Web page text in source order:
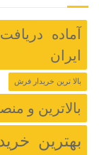
آماده
ایران
بالا ترین خریدار فرش
بالاترین و
بهترین